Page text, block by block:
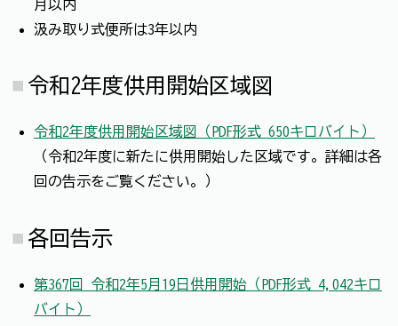
月以内
汲み取り式便所は3年以内
令和2年度供用開始区域図
令和2年度供用開始区域図（PDF形式 650キロバイト）
（令和2年度に新たに供用開始した区域です。詳細は各
回の告示をご覧ください。）
各回告示
第367回 令和2年5月19日供用開始（PDF形式 4,042キロ
バイト）